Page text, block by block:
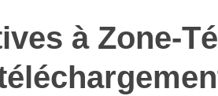
à Zone-